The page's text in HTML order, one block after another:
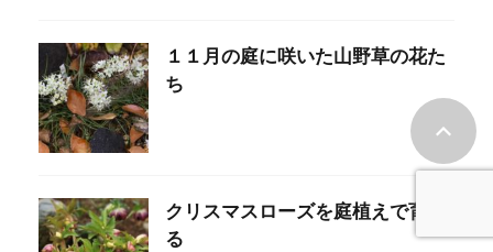
１１月の庭に咲いた山野草の花た
ち
クリスマスローズを庭植えで育て
る